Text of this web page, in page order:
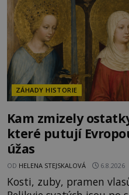
ZÁHADY HISTORIE
Kam zmizely
které putují
úžas
OD HELENA STEJSKALOVÁ 6.8.2026
Kosti, zuby, pramen